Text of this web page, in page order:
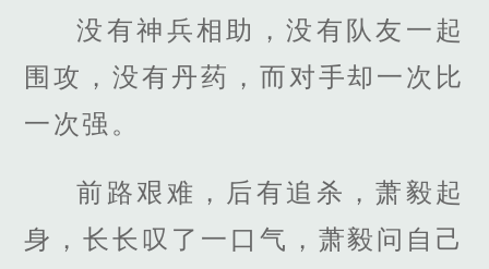
没有神兵相助，没有队友一起
围攻，没有丹药，而对手却一次比
一次强。
前路艰难，后有追杀，萧毅起
身，长长叹了一口气，萧毅问自己